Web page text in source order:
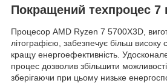
Покращений техпроцес 7
Процесор AMD Ryzen 7 5700X3D,
літографією, забезпечує більш високу
кращу енергоефективність.
процес дозволив збільшити
зберігаючи при цьому низьке